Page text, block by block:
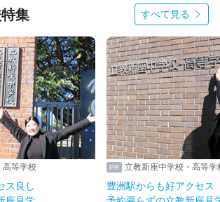
集 すべて見る
高等学校
ス良し
立教新座中学校・高等学
豊洲駅からも好アクセス